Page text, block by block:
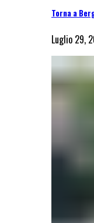
Torna a
Luglio 29,